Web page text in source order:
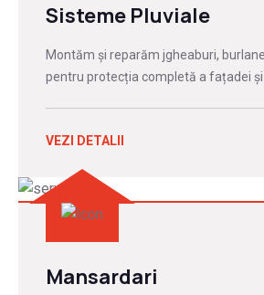
Sisteme Pluviale
Montăm și reparăm jgheaburi,
pentru protecția completă a fațadei și
VEZI DETALII
Mansardari